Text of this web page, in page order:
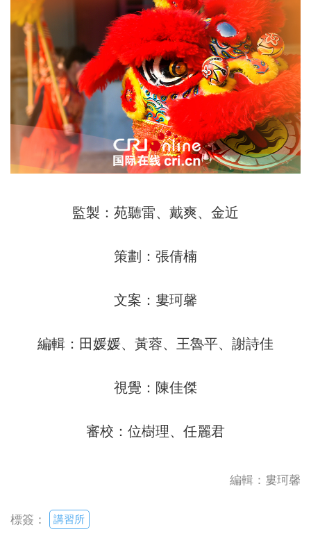
監製：苑聽雷、戴爽、金近
策劃：張倩楠
文案：婁珂馨
編輯：田媛媛、黃蓉、王魯平、謝詩佳
視覺：陳佳傑
審校：位樹理、任麗君
編輯：婁珂馨
標簽： 講習所